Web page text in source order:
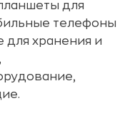
для
телефоны
для хранения и